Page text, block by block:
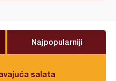
Najpopularniji
salata